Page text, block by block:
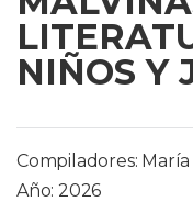
NIÑOS Y
Compiladores:
Año: 2026